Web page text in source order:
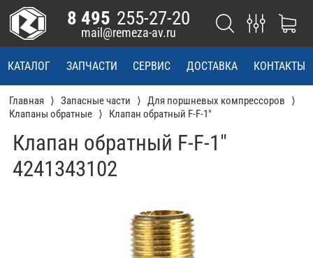
КАТАЛОГ ЗАПЧАСТИ СЕРВИС ДОСТАВКА КОНТАКТЫ
8 495 255-27-20
mail@remeza-av.ru
Главная Запасные части
Для поршневых компрессоров
Клапаны обратные
Клапан обратный F-F-1"
Клапан обратный F-F-1"
4241343102